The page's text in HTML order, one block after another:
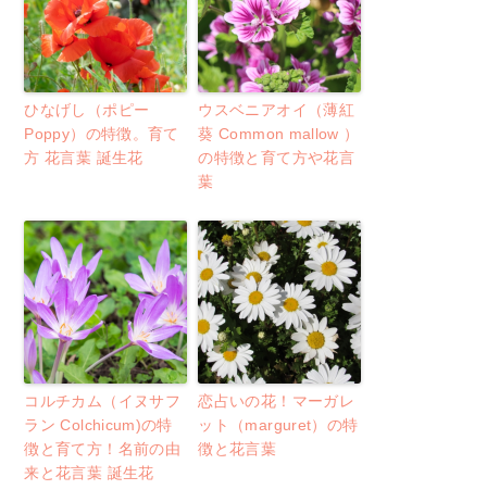
ひなげし（ポピー
Poppy）の特徴。育て
方 花言葉 誕生花
ウスベニアオイ（薄紅
葵 Common mallow ）
の特徴と育て方や花言
葉
コルチカム（イヌサフ
ラン Colchicum)の特
徴と育て方！名前の由
来と花言葉 誕生花
恋占いの花！マーガレ
ット（marguret）の特
徴と花言葉